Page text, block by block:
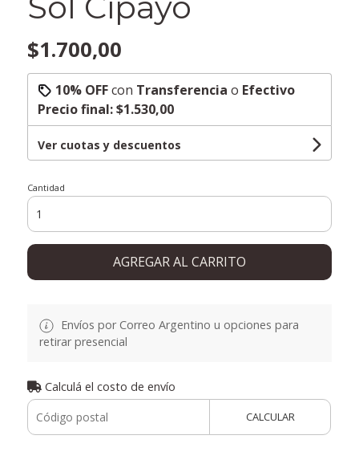
$1.700,00
10% OFFcon Transferencia o Efectivo
Precio final:$1.530,00
Ver cuotas y descuentos
Cantidad
AGREGAR AL CARRITO
Envíos por Correo Argentino u opciones para
retirar presencial
Calculá el costo de envío
CALCULAR